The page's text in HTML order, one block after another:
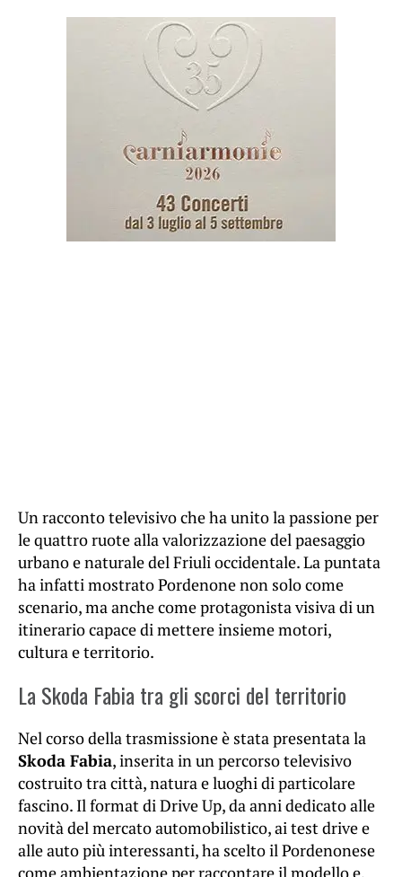
Un racconto televisivo che ha unito la passione per
le quattro ruote alla valorizzazione del paesaggio
urbano e naturale del Friuli occidentale. La puntata
ha infatti mostrato Pordenone non solo come
scenario, ma anche come protagonista visiva di un
itinerario capace di mettere insieme motori,
cultura e territorio.
La Skoda Fabia tra gli scorci del territorio
Nel corso della trasmissione è stata presentata la
Skoda Fabia, inserita in un percorso televisivo
costruito tra città, natura e luoghi di particolare
fascino. Il format di Drive Up, da anni dedicato alle
novità del mercato automobilistico, ai test drive e
alle auto più interessanti, ha scelto il Pordenonese